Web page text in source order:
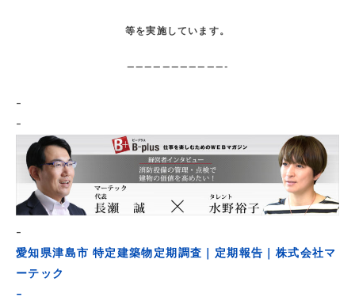
等を実施しています。
———————————-
–
–
–
愛知県津島市 特定建築物定期調査｜定期報告｜株式会社マ
ーテック
–